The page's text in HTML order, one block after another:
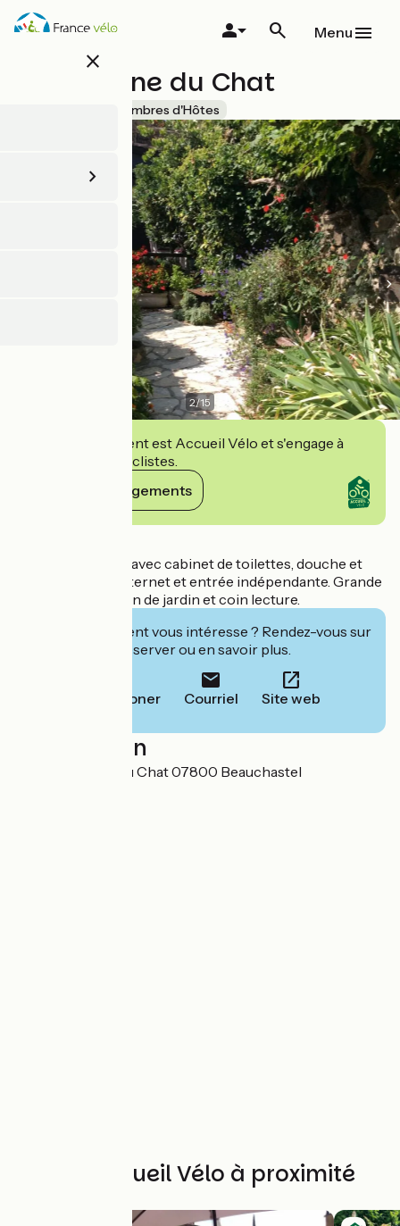
Aller
au
close
Menu
La Fontaine du Chat
Chambres d'Hôtes
2/15
Cet établissement est Accueil Vélo et s'engage à
accueillir des cyclistes.
Voir ses engagements
Chambre de 21m² avec cabinet de toilettes, douche et
WC. Télévision, Internet et entrée indépendante. Grande
terrasse avec salon de jardin et coin lecture.
Cet établissement vous intéresse ? Rendez-vous sur
leur site pour réserver ou en savoir plus.
Téléphoner Courriel Site web
Localisation
11 Rue Fontaine du Chat 07800 Beauchastel
Autres Accueil Vélo à proximité